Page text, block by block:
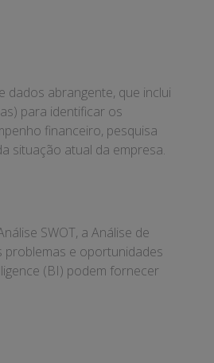
dados abrangente, que inclui
para identificar os
financeiro, pesquisa
situação atual da empresa.
SWOT, a Análise de
problemas e oportunidades
(BI) podem fornecer